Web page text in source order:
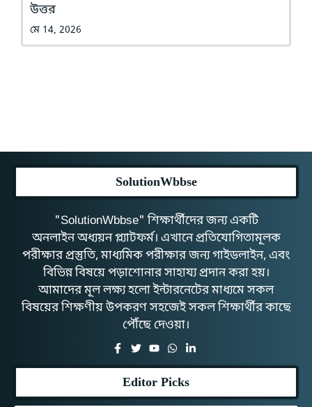
উত্তর
মে 14, 2026
SolutionWbbse
"SolutionWbbse" শিক্ষার্থীদের জন্য একটি
অনলাইন অধ্যয়ন প্ল্যাটফর্ম। এখানে প্রতিযোগিতামূলক
পরীক্ষার প্রস্তুতি, মাধ্যমিক পরীক্ষার জন্য গাইডলাইন, এবং
বিভিন্ন বিষয়ে পড়াশোনার সাহায্য প্রদান করা হয়।
আমাদের মূল লক্ষ্য হলো ইন্টারনেটের মাধ্যমে সকল
বিষয়ের শিক্ষণীয় উপকরণ সহজেই সকল শিক্ষার্থীর কাছে
পৌঁছে দেওয়া।
Editor Picks